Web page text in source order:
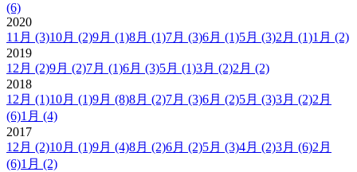
(6)
2020
11月 (3)10月 (2)9月 (1)8月 (1)7月 (3)6月 (1)5月 (3)2月 (1)1月 (2)
2019
12月 (2)9月 (2)7月 (1)6月 (3)5月 (1)3月 (2)2月 (2)
2018
12月 (1)10月 (1)9月 (8)8月 (2)7月 (3)6月 (2)5月 (3)3月 (2)2月
(6)1月 (4)
2017
12月 (2)10月 (1)9月 (4)8月 (2)6月 (2)5月 (3)4月 (2)3月 (6)2月
(6)1月 (2)